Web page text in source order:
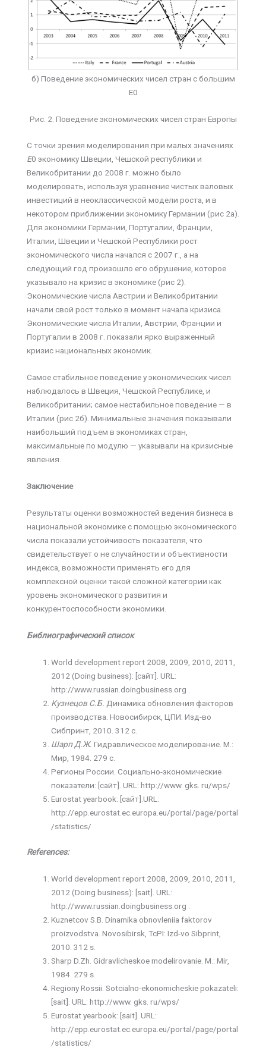
б) Поведение экономических чисел стран с большим
Е0
Рис. 2. Поведение экономических чисел стран Европы
С точки зрения моделирования при малых значениях
Е0 экономику Швеции, Чешской республики и
Великобритании до 2008 г. можно было
моделировать, используя уравнение чистых валовых
инвестиций в неоклассической модели роста, и в
некотором приближении экономику Германии (рис 2а).
Для экономики Германии, Португалии, Франции,
Италии, Швеции и Чешской Республики рост
экономического числа начался с 2007 г., а на
следующий год произошло его обрушение, которое
указывало на кризис в экономике (рис 2).
Экономические числа Австрии и Великобритании
начали свой рост только в момент начала кризиса.
Экономические числа Италии, Австрии, Франции и
Португалии в 2008 г. показали ярко выраженный
кризис национальных экономик.
Самое стабильное поведение у экономических чисел
наблюдалось в Швеция, Чешской Республике, и
Великобритании; самое нестабильное поведение — в
Италии (рис 2б). Минимальные значения показывали
наибольший подъем в экономиках стран,
максимальные по модулю — указывали на кризисные
явления.
Заключение
Результаты оценки возможностей ведения бизнеса в
национальной экономике с помощью экономического
числа показали устойчивость показателя, что
свидетельствует о не случайности и объективности
индекса, возможности применять его для
комплексной оценки такой сложной категории как
уровень экономического развития и
конкурентоспособности экономики.
Библиографический список
World development report 2008, 2009, 2010, 2011,
2012 (Doing business): [сайт]. URL:
http://www.russian.doingbusiness.org .
Кузнецов С.Б. Динамика обновления факторов
производства. Новосибирск, ЦПИ: Изд-во
Сибпринт, 2010. 312 с.
Шарп Д.Ж. Гидравлическое моделирование. М.:
Мир, 1984. 279 с.
Регионы России. Социально-экономические
показатели: [сайт]. URL: http://www. gks. ru/wps/
Eurostat yearbook: [сайт].URL:
http://epp.eurostat.ec.europa.eu/portal/page/portal
/statistics/
References:
World development report 2008, 2009, 2010, 2011,
2012 (Doing business): [sait]. URL:
http://www.russian.doingbusiness.org .
Kuznetcov S.B. Dinamika obnovleniia faktorov
proizvodstva. Novosibirsk, TcPI: Izd-vo Sibprint,
2010. 312 s.
Sharp D.Zh. Gidravlicheskoe modelirovanie. M.: Mir,
1984. 279 s.
Regiony Rossii. Sotcialno-ekonomicheskie pokazateli:
[sait]. URL: http://www. gks. ru/wps/
Eurostat yearbook: [sait]. URL:
http://epp.eurostat.ec.europa.eu/portal/page/portal
/statistics/